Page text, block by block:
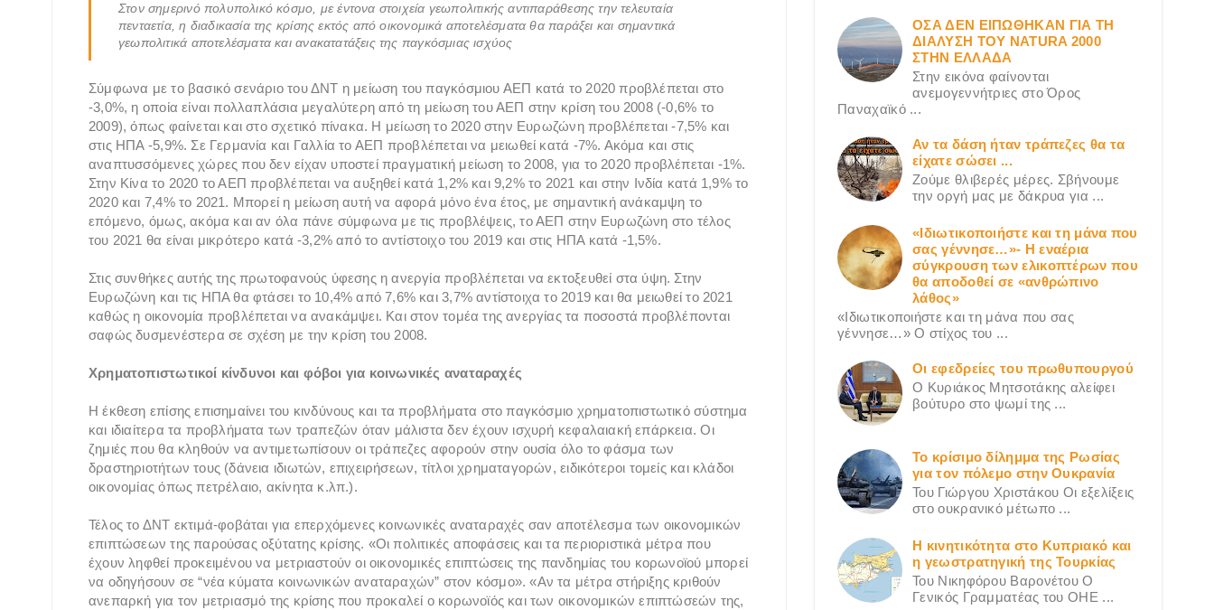
Στον σημερινό πολυπολικό κόσμο, με έντονα στοιχεία γεωπολιτικής αντιπαράθεσης την τελευταία
πενταετία, η διαδικασία της κρίσης εκτός από οικονομικά αποτελέσματα θα παράξει και σημαντικά
γεωπολιτικά αποτελέσματα και ανακατατάξεις της παγκόσμιας ισχύος
Σύμφωνα με το βασικό σενάριο του ΔΝΤ η μείωση του παγκόσμιου ΑΕΠ κατά το 2020 προβλέπεται στο
-3,0%, η οποία είναι πολλαπλάσια μεγαλύτερη από τη μείωση του ΑΕΠ στην κρίση του 2008 (-0,6% το
2009), όπως φαίνεται και στο σχετικό πίνακα. Η μείωση το 2020 στην Ευρωζώνη προβλέπεται -7,5% και
στις ΗΠΑ -5,9%. Σε Γερμανία και Γαλλία το ΑΕΠ προβλέπεται να μειωθεί κατά -7%. Ακόμα και στις
αναπτυσσόμενες χώρες που δεν είχαν υποστεί πραγματική μείωση το 2008, για το 2020 προβλέπεται -1%.
Στην Κίνα το 2020 το ΑΕΠ προβλέπεται να αυξηθεί κατά 1,2% και 9,2% το 2021 και στην Ινδία κατά 1,9% το
2020 και 7,4% το 2021. Μπορεί η μείωση αυτή να αφορά μόνο ένα έτος, με σημαντική ανάκαμψη το
επόμενο, όμως, ακόμα και αν όλα πάνε σύμφωνα με τις προβλέψεις, το ΑΕΠ στην Ευρωζώνη στο τέλος
του 2021 θα είναι μικρότερο κατά -3,2% από το αντίστοιχο του 2019 και στις ΗΠΑ κατά -1,5%.
Στις συνθήκες αυτής της πρωτοφανούς ύφεσης η ανεργία προβλέπεται να εκτοξευθεί στα ύψη. Στην
Ευρωζώνη και τις ΗΠΑ θα φτάσει το 10,4% από 7,6% και 3,7% αντίστοιχα το 2019 και θα μειωθεί το 2021
καθώς η οικονομία προβλέπεται να ανακάμψει. Και στον τομέα της ανεργίας τα ποσοστά προβλέπονται
σαφώς δυσμενέστερα σε σχέση με την κρίση του 2008.
Χρηματοπιστωτικοί κίνδυνοι και φόβοι για κοινωνικές αναταραχές
Η έκθεση επίσης επισημαίνει του κινδύνους και τα προβλήματα στο παγκόσμιο χρηματοπιστωτικό σύστημα
και ιδιαίτερα τα προβλήματα των τραπεζών όταν μάλιστα δεν έχουν ισχυρή κεφαλαιακή επάρκεια. Οι
ζημιές που θα κληθούν να αντιμετωπίσουν οι τράπεζες αφορούν στην ουσία όλο το φάσμα των
δραστηριοτήτων τους (δάνεια ιδιωτών, επιχειρήσεων, τίτλοι χρηματαγορών, ειδικότεροι τομείς και κλάδοι
οικονομίας όπως πετρέλαιο, ακίνητα κ.λπ.).
Τέλος το ΔΝΤ εκτιμά-φοβάται για επερχόμενες κοινωνικές αναταραχές σαν αποτέλεσμα των οικονομικών
επιπτώσεων της παρούσας οξύτατης κρίσης. «Οι πολιτικές αποφάσεις και τα περιοριστικά μέτρα που
έχουν ληφθεί προκειμένου να μετριαστούν οι οικονομικές επιπτώσεις της πανδημίας του κορωνοϊού μπορεί
να οδηγήσουν σε “νέα κύματα κοινωνικών αναταραχών” στον κόσμο». «Αν τα μέτρα στήριξης κριθούν
ανεπαρκή για τον μετριασμό της κρίσης που προκαλεί ο κορωνοϊός και των οικονομικών επιπτώσεών της,
ΟΣΑ ΔΕN ΕΙΠΩΘΗΚΑΝ ΓΙΑ ΤΗ
ΔΙΑΛΥΣΗ ΤΟΥ NATURA 2000
ΣΤΗΝ ΕΛΛΑΔΑ
Στην εικόνα φαίνονται
ανεμογεννήτριες στο Όρος
Παναχαϊκό ...
Αν τα δάση ήταν τράπεζες θα τα
είχατε σώσει ...
Ζούμε θλιβερές μέρες. Σβήνουμε
την οργή μας με δάκρυα για ...
«Ιδιωτικοποιήστε και τη μάνα που
σας γέννησε…»- Η εναέρια
σύγκρουση των ελικοπτέρων που
θα αποδοθεί σε «ανθρώπινο
λάθος»
«Ιδιωτικοποιήστε και τη μάνα που σας
γέννησε…» Ο στίχος του ...
Οι εφεδρείες του πρωθυπουργού
Ο Κυριάκος Μητσοτάκης αλείφει
βούτυρο στο ψωμί της ...
Το κρίσιμο δίλημμα της Ρωσίας
για τον πόλεμο στην Ουκρανία
Του Γιώργου Χριστάκου Οι εξελίξεις
στο ουκρανικό μέτωπο ...
Η κινητικότητα στο Κυπριακό και
η γεωστρατηγική της Τουρκίας
Του Νικηφόρου Βαρονέτου Ο
Γενικός Γραμματέας του ΟΗΕ ...